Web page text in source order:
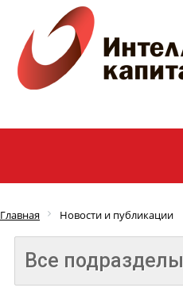
Главная Новости и публикации
Все подразделы